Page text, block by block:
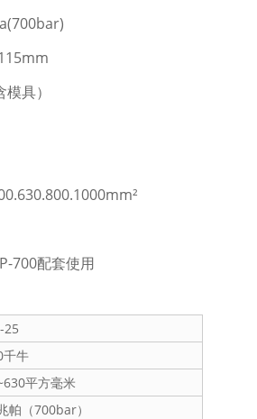
具）
700配套使用
25
千牛
平方毫米
帕（700bar）